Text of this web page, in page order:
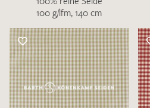
100 g/lfm, 140 cm